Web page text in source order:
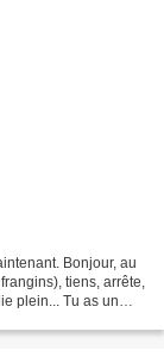
Bonjour, au
tiens, arrête,
plein... Tu as un